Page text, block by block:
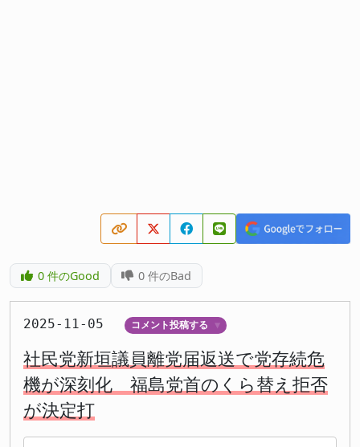
0件のGood 0 件のBad
2025-11-05 コメント投稿する ▼
社民党新垣議員離党届返送で党存続危
機が深刻化 福島党首のくら替え拒否
が決定打